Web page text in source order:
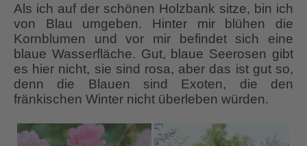
Als ich auf der schönen Holzbank sitze, bin ich
von Blau umgeben. Hinter mir blühen die
Kornblumen und vor mir befindet sich eine
blaue Wasserfläche. Gut, blaue Seerosen gibt
es hier nicht, sie sind rosa, aber das ist gut so,
denn die Blauen sind Exoten, die den
fränkischen Winter nicht überleben würden.